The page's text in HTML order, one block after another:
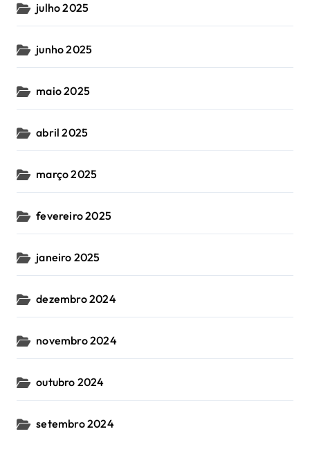
julho 2025
junho 2025
maio 2025
abril 2025
março 2025
fevereiro 2025
janeiro 2025
dezembro 2024
novembro 2024
outubro 2024
setembro 2024